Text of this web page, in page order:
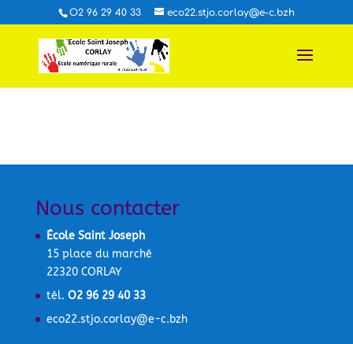
O2 96 29 40 33 eco22.stjo.corlay@e-c.bzh
Nous contacter
École Saint Joseph
15 place du marché
22320 CORLAY
tél. O2 96 29 40 33
eco22.stjo.corlay@e-c.bzh